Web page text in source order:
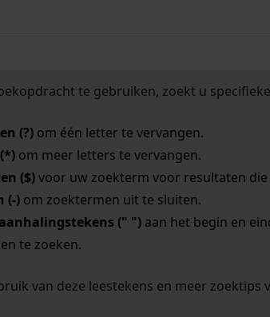
te gebruiken, zoekt u
(?)om één letter te vervangen.
om meer letters te vervangen.
($)voor uw zoekterm voor resultaten die
(-)om zoektermen uit te sluiten.
(" ")aan het begin en
te zoeken.
van deze leestekens en meer zoektips